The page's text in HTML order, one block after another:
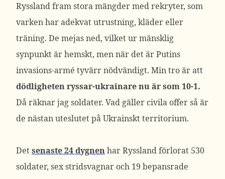
Ryssland fram stora mängder med rekryter, som
varken har adekvat utrustning, kläder eller
träning. De mejas ned, vilket ur mänsklig
synpunkt är hemskt, men när det är Putins
invasions-armé tyvärr nödvändigt. Min tro är att
dödligheten ryssar-ukrainare nu är som 10-1.
Då räknar jag soldater. Vad gäller civila offer så är
de nästan uteslutet på Ukrainskt territorium.
Detsenaste 24 dygnenhar Ryssland förlorat 530
soldater, sex stridsvagnar och 19 bepansrade